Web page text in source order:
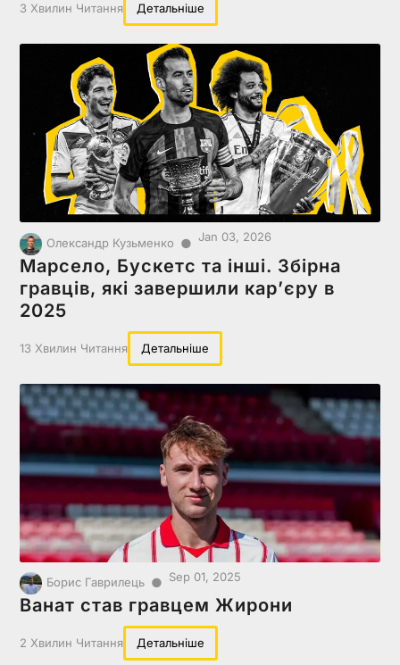
3 Хвилин Читання Детальніше
Олександр Кузьменко ● Jan 03, 2026
Марсело, Бускетс та інші. Збірна
гравців, які завершили карʼєру в
2025
13 Хвилин Читання Детальніше
Борис Гаврилець ● Sep 01, 2025
Ванат став гравцем Жирони
2 Хвилин Читання Детальніше